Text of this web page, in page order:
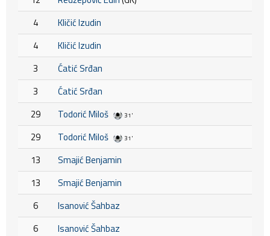
4
Kličić Izudin
4
Kličić Izudin
3
Ćatić Srđan
3
Ćatić Srđan
29
Todorić Miloš 31'
29 Todorić Miloš 31'
13
Smajić Benjamin
13
Smajić Benjamin
6
Isanović Šahbaz
6
Isanović Šahbaz